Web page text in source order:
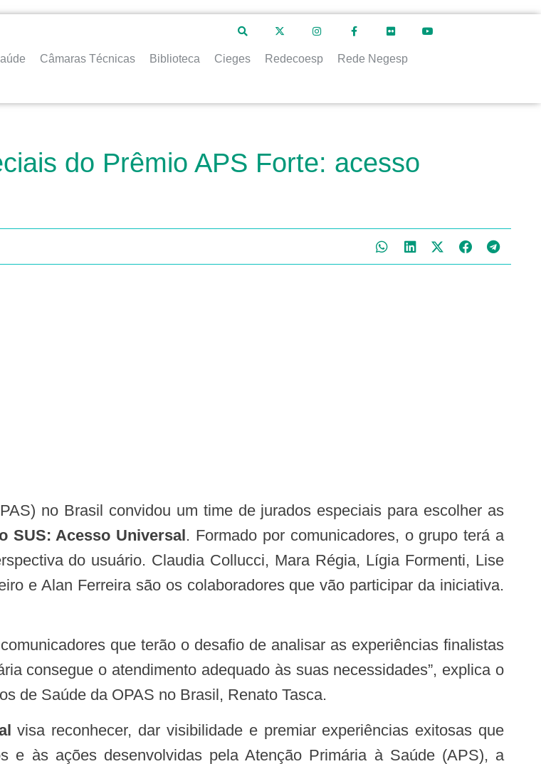
Câmaras Técnicas Biblioteca Cieges Redecoesp Rede Negesp
do Prêmio APS Forte: acesso
no Brasil convidou um time de jurados especiais para escolher as
SUS: Acesso Universal. Formado por comunicadores, o grupo terá a
do usuário. Claudia Collucci, Mara Régia, Lígia Formenti, Lise
e Alan Ferreira são os colaboradores que vão participar da iniciativa.
consegue o atendimento adequado às suas necessidades”, explica o
de Saúde da OPAS no Brasil, Renato Tasca.
visa reconhecer, dar visibilidade e premiar experiências exitosas que
e às ações desenvolvidas pela Atenção Primária à Saúde (APS), a